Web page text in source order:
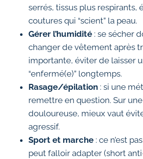
serrés, tissus plus respirants,
coutures qui “scient” la peau.
Gérer l’humidité : se sécher
changer de vêtement après
importante, éviter de laisser
“enfermé(e)” longtemps.
Rasage/épilation : si une
remettre en question. Sur
douloureuse, mieux vaut
agressif.
Sport et marche : ce n’est
peut falloir adapter (short